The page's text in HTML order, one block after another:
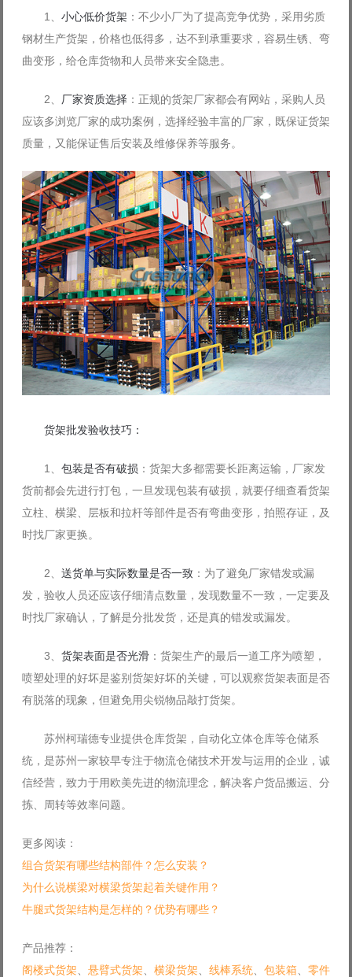
1、 小心低价货架 ：不少小厂为了提高竞争优势，采用劣质
钢材生产货架，价格也低得多，达不到承重要求，容易生锈、弯
曲变形，给仓库货物和人员带来安全隐患。
2、 厂家资质选择 ：正规的货架厂家都会有网站，采购人员
应该多浏览厂家的成功案例，选择经验丰富的厂家，既保证货架
质量，又能保证售后安装及维修保养等服务。
货架批发验收技巧：
1、 包装是否有破损 ：货架大多都需要长距离运输，厂家发
货前都会先进行打包，一旦发现包装有破损，就要仔细查看货架
立柱、横梁、层板和拉杆等部件是否有弯曲变形，拍照存证，及
时找厂家更换。
2、 送货单与实际数量是否一致 ：为了避免厂家错发或漏
发，验收人员还应该仔细清点数量，发现数量不一致，一定要及
时找厂家确认，了解是分批发货，还是真的错发或漏发。
3、 货架表面是否光滑 ：货架生产的最后一道工序为喷塑，
喷塑处理的好坏是鉴别货架好坏的关键，可以观察货架表面是否
有脱落的现象，但避免用尖锐物品敲打货架。
苏州柯瑞德专业提供仓库货架，自动化立体仓库等仓储系
统，是苏州一家较早专注于物流仓储技术开发与运用的企业，诚
信经营，致力于用欧美先进的物流理念，解决客户货品搬运、分
拣、周转等效率问题。
更多阅读：
组合货架有哪些结构部件？怎么安装？
为什么说横梁对横梁货架起着关键作用？
牛腿式货架结构是怎样的？优势有哪些？
产品推荐：
阁楼式货架
悬臂式货架 横梁货架 线棒系统 包装箱
零件